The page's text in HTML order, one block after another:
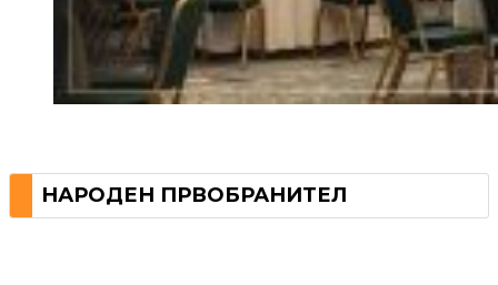
НАРОДЕН ПРВОБРАНИТЕЛ